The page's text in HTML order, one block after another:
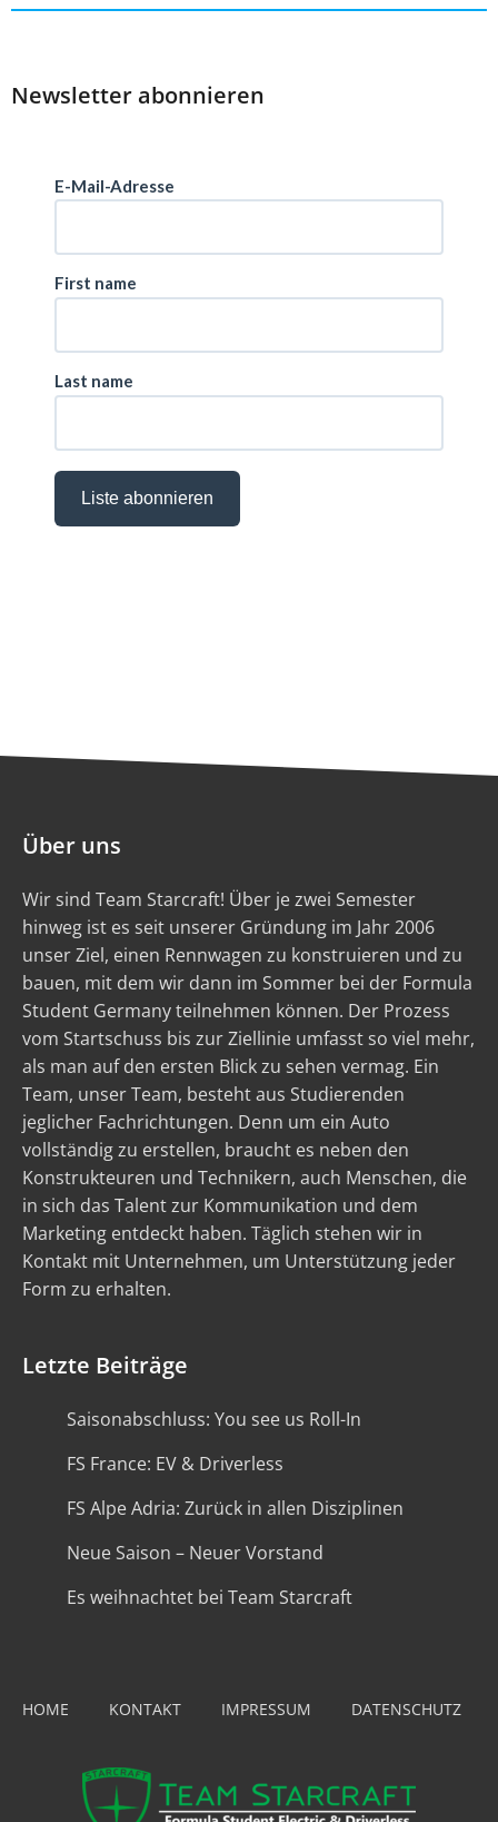
Newsletter abonnieren
Über uns
Wir sind Team Starcraft! Über je zwei Semester
hinweg ist es seit unserer Gründung im Jahr 2006
unser Ziel, einen Rennwagen zu konstruieren und zu
bauen, mit dem wir dann im Sommer bei der Formula
Student Germany teilnehmen können. Der Prozess
vom Startschuss bis zur Ziellinie umfasst so viel mehr,
als man auf den ersten Blick zu sehen vermag. Ein
Team, unser Team, besteht aus Studierenden
jeglicher Fachrichtungen. Denn um ein Auto
vollständig zu erstellen, braucht es neben den
Konstrukteuren und Technikern, auch Menschen, die
in sich das Talent zur Kommunikation und dem
Marketing entdeckt haben. Täglich stehen wir in
Kontakt mit Unternehmen, um Unterstützung jeder
Form zu erhalten.
Letzte Beiträge
Saisonabschluss: You see us Roll-In
FS France: EV & Driverless
FS Alpe Adria: Zurück in allen Disziplinen
Neue Saison – Neuer Vorstand
Es weihnachtet bei Team Starcraft
HOME KONTAKT IMPRESSUM DATENSCHUTZ